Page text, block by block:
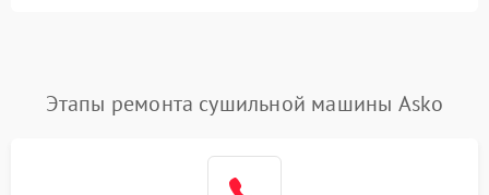
Этапы ремонта сушильной машины Asko